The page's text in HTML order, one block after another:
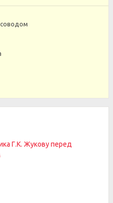
Г.К. Жукову перед